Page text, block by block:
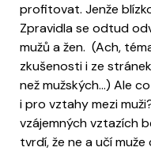
profitovat. Jenže
Zpravidla se odtud
mužů a žen. (Ach,
zkušenosti i ze
než mužských…) Ale
i pro vztahy mezi
vzájemných vztazích
tvrdí, že ne a učí